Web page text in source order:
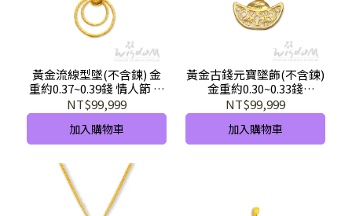
黃金流線型墜(不含鍊) 金
重約0.37~0.39錢 情人節 母
親節 禮物推薦 GD02159-
AXXX-GHX
NT$99,999
加入購物車
黃金古錢元寶墜飾(不含鍊)
金重約0.30~0.33錢
GD02109-EEX -GHX
NT$99,999
加入購物車